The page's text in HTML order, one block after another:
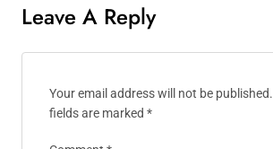
Leave A Reply
Your email address will not be published.
fields are marked *